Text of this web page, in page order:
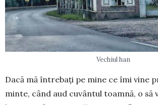
Vechiul han
Dacă mă întrebați pe mine ce îmi vine
minte, când aud cuvântul toamnă, o să